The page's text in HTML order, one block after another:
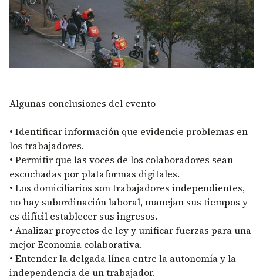
Algunas conclusiones del evento
• Identificar información que evidencie problemas en
los trabajadores.
• Permitir que las voces de los colaboradores sean
escuchadas por plataformas digitales.
• Los domiciliarios son trabajadores independientes,
no hay subordinación laboral, manejan sus tiempos y
es difícil establecer sus ingresos.
• Analizar proyectos de ley y unificar fuerzas para una
mejor Economia colaborativa.
• Entender la delgada línea entre la autonomía y la
independencia de un trabajador.